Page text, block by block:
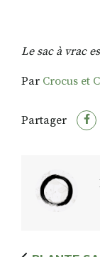
Le sac à vrac
Par Crocus et
Partager